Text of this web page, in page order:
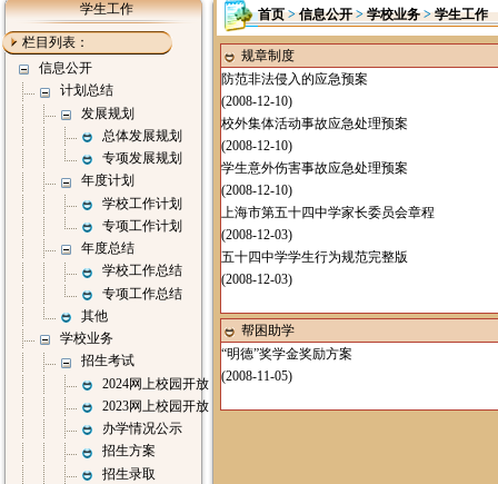
学生工作
栏目列表：
信息公开
计划总结
发展规划
总体发展规划
专项发展规划
年度计划
学校工作计划
专项工作计划
年度总结
学校工作总结
专项工作总结
其他
学校业务
招生考试
2024网上校园开放
2023网上校园开放
办学情况公示
招生方案
招生录取
首页>信息公开>学校业务>学生工作
规章制度
防范非法侵入的应急预案
(2008-12-10)
校外集体活动事故应急处理预案
(2008-12-10)
学生意外伤害事故应急处理预案
(2008-12-10)
上海市第五十四中学家长委员会章程
(2008-12-03)
五十四中学学生行为规范完整版
(2008-12-03)
帮困助学
“明德”奖学金奖励方案
(2008-11-05)